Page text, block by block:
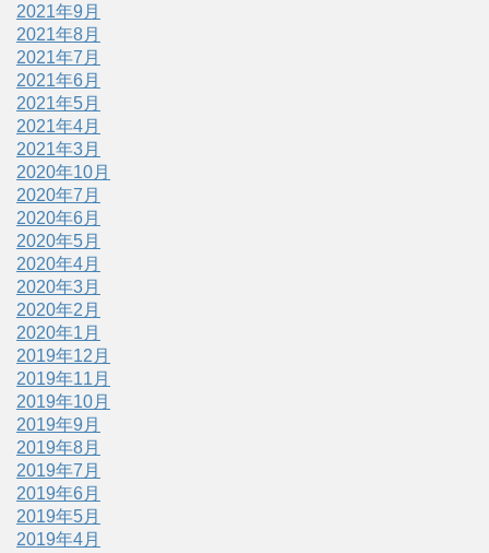
2021年9月
2021年8月
2021年7月
2021年6月
2021年5月
2021年4月
2021年3月
2020年10月
2020年7月
2020年6月
2020年5月
2020年4月
2020年3月
2020年2月
2020年1月
2019年12月
2019年11月
2019年10月
2019年9月
2019年8月
2019年7月
2019年6月
2019年5月
2019年4月